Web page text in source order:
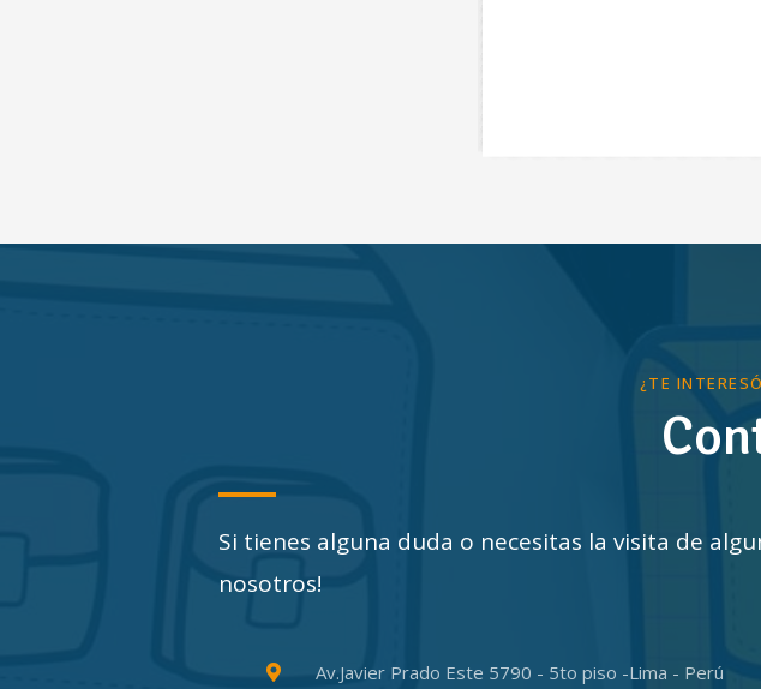
¿TE
Si tienes alguna duda o necesitas la visita de
nosotros!
Av.Javier Prado Este 5790 - 5to piso -Lima - Perú